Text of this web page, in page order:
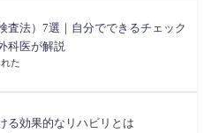
査法）7選｜自分でできるチェック
科医が解説
た
る効果的なリハビリとは